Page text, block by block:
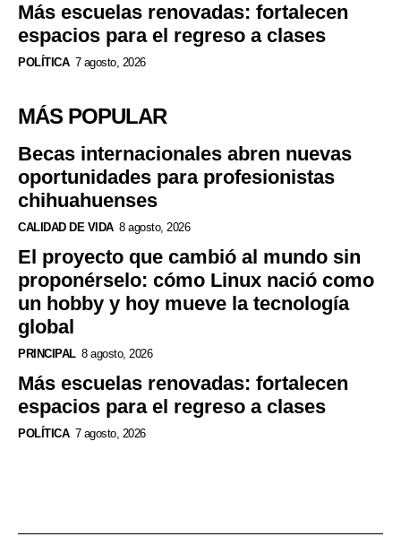
Más escuelas renovadas: fortalecen
espacios para el regreso a clases
POLÍTICA 7 agosto, 2026
MÁS POPULAR
Becas internacionales abren nuevas
oportunidades para profesionistas
chihuahuenses
CALIDAD DE VIDA 8 agosto, 2026
El proyecto que cambió al mundo sin
proponérselo: cómo Linux nació como
un hobby y hoy mueve la tecnología
global
PRINCIPAL 8 agosto, 2026
Más escuelas renovadas: fortalecen
espacios para el regreso a clases
POLÍTICA 7 agosto, 2026